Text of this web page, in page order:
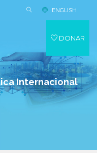
Internacional
ENGLISH
DONAR